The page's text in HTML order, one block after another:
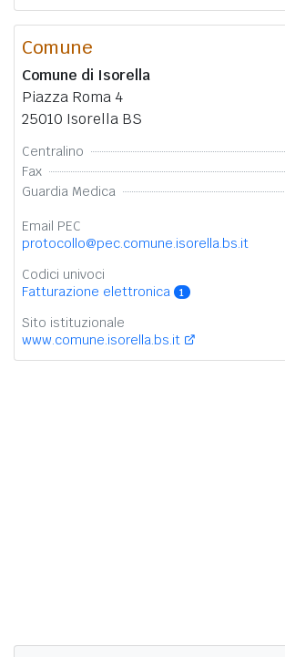
Comune
Comune di Isorella
Piazza Roma 4
25010 Isorella BS
Centralino
Fax
Guardia Medica
Email PEC
protocollo@pec.comune.isorella.bs.it
Codici univoci
Fatturazione elettronica
1
Sito istituzionale
www.comune.isorella.bs.it